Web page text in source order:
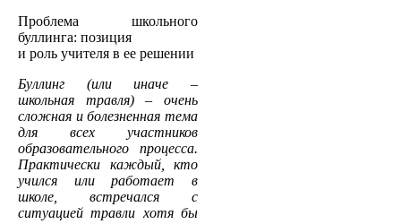
Проблема школьного
буллинга: позиция
и роль учителя в ее решении
Буллинг (или иначе –
школьная травля) – очень
сложная и болезненная тема
для всех участников
образовательного процесса.
Практически каждый, кто
учился или работает в
школе, встречался с
ситуацией травли хотя бы